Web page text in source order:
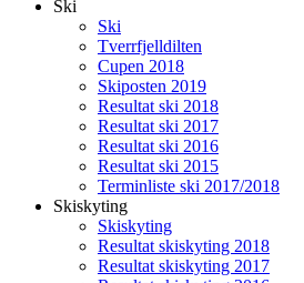
Ski
Ski
Tverrfjelldilten
Cupen 2018
Skiposten 2019
Resultat ski 2018
Resultat ski 2017
Resultat ski 2016
Resultat ski 2015
Terminliste ski 2017/2018
Skiskyting
Skiskyting
Resultat skiskyting 2018
Resultat skiskyting 2017